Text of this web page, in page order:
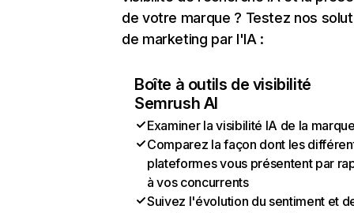
de votre marque ? Testez nos
de marketing par l'IA :
Boîte à outils de visibilité
Semrush AI
Examiner la visibilité IA de la
Comparez la façon dont les
plateformes vous présentent par
à vos concurrents
Suivez l'évolution du sentiment et